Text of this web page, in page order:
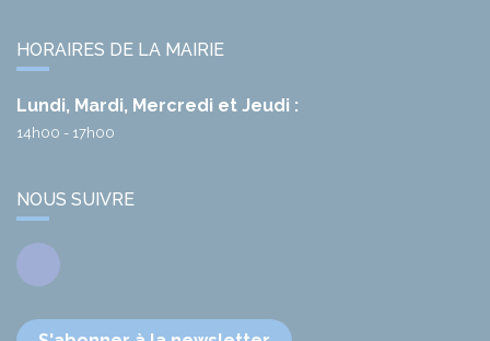
HORAIRES DE LA MAIRIE
Lundi, Mardi, Mercredi et Jeudi :
14h00 - 17h00
NOUS SUIVRE
Facebook